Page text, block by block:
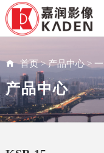
首页>产品中心>
产品中心